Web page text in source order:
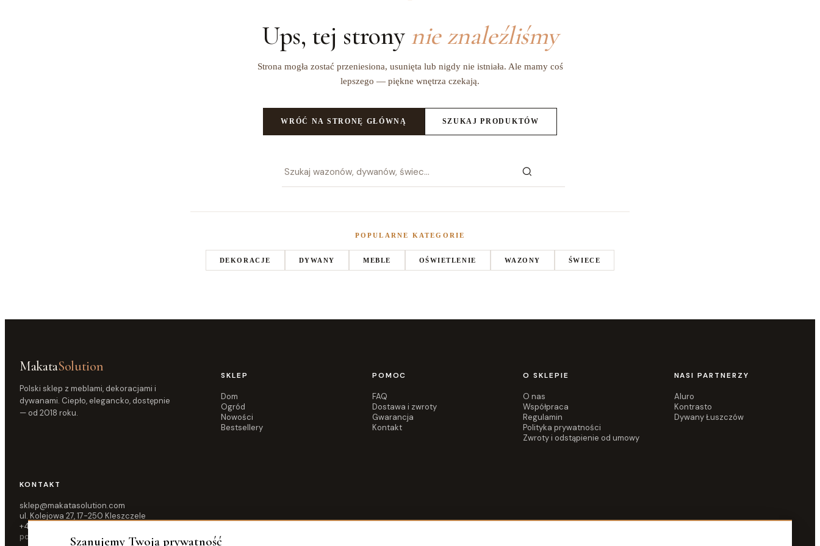
Ups, tej strony nie znaleźliśmy
Strona mogła zostać przeniesiona, usunięta lub nigdy nie istniała. Ale mamy coś
lepszego — piękne wnętrza czekają.
WRÓĆ NA STRONĘ GŁÓWNĄ SZUKAJ PRODUKTÓW
POPULARNE KATEGORIE
DEKORACJE DYWANY MEBLE OŚWIETLENIE WAZONY ŚWIECE
MakataSolution
Polski sklep z meblami, dekoracjami i
dywanami. Ciepło, elegancko, dostępnie
— od 2018 roku.
SKLEP
Dom
Ogród
Nowości
Bestsellery
POMOC
FAQ
Dostawa i zwroty
Gwarancja
Kontakt
O SKLEPIE
O nas
Współpraca
Regulamin
Polityka prywatności
Zwroty i odstąpienie od umowy
NASI PARTNERZY
Aluro
Kontrasto
Dywany Łuszczów
KONTAKT
sklep@makatasolution.com
ul. Kolejowa 27, 17-250 Kleszczele
+48 515 583 876
pon–pt 10:00–16:00Szanujemy Twoją prywatność